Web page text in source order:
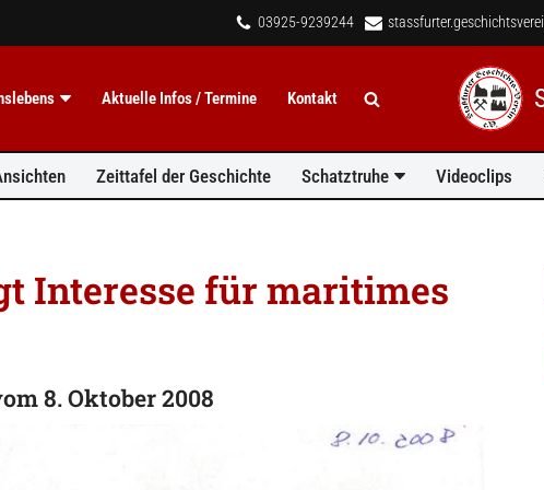
03925-9239244
Aktuelle Infos / Termine Kontakt
Zeittafel der Geschichte Schatztruhe Videoclips
Interesse für maritimes
8. Oktober 2008